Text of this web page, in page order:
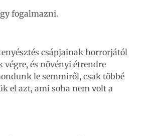
fogalmazni.
csápjainak horrorjától
és növényi étrendre
le semmiről, csak többé
el azt, ami soha nem volt a